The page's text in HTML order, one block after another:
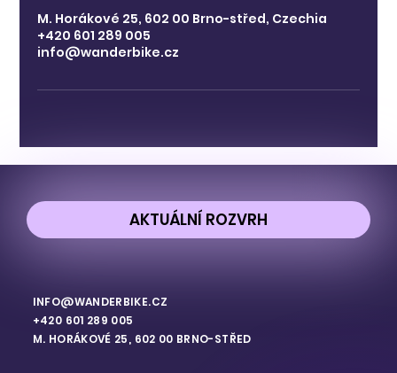
M. Horákové 25, 602 00 Brno-střed, Czechia
+420 601 289 005
info@wanderbike.cz
AKTUÁLNÍ ROZVRH
INFO@WANDERBIKE.CZ
+420 601 289 005
M. HORÁKOVÉ 25, 602 00 BRNO-STŘED